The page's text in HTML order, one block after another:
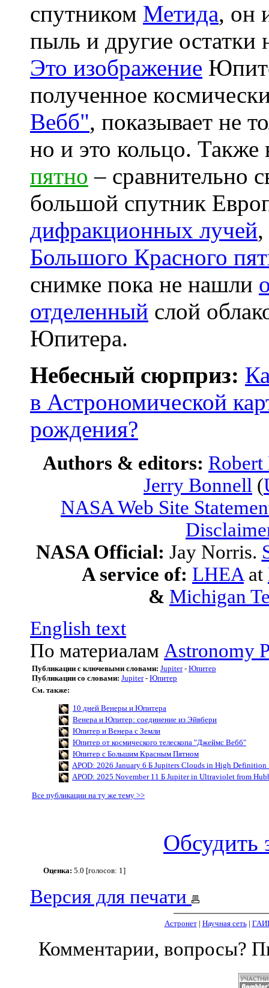
спутником Метида, он
пыль и другие остатки
Это изображение
полученное
Вебб", показывает не
но и это кольцо.
пятно – сравнительно
большой спутник
дифракционных лучей
Большого Красного
снимке пока не нашли
отделенный слой
Юпитера.
Небесный сюрприз:
в Астрономической
рождения?
Authors & editors:
Jerry Bonnell (
NASA Web Site
NASA Official: Jay Norris.
A service of: LHEA at
& Michigan
English text
По материалам Astronomy
Публикации с ключевыми словами: Jupiter- Юпитер
Публикации со словами: Jupiter- Юпитер
См. также:
10 дней Венеры и Юпитера
Венера и Юпитер: соединение из Эйвбери
Юпитер и Венера с Земли
Юпитер от космического телескопа "Джеймс Вебб"
Юпитер с Большим Красным Пятном
APOD: 2026 January 6 Б Jupiters Clouds in High Definition
APOD: 2025 November 11 Б Jupiter in Ultraviolet from
Все публикации на ту же тему >>
Обсудить
Оценка: 5.0 [голосов: 1]
Версия для печати
Астронет| Научная сеть|
Комментарии, вопросы?